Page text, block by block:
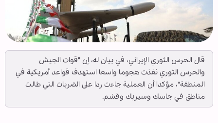
قال الحرس الثوري الإيراني، في بيان له، إن "قوات الجيش
والحرس الثوري نفذت هجوما واسعا استهدف قواعد أمريكية في
المنطقة"، مؤكدا أن العملية جاءت ردا على الضربات التي طالت
مناطق في جاسك وسيريك وقشم.